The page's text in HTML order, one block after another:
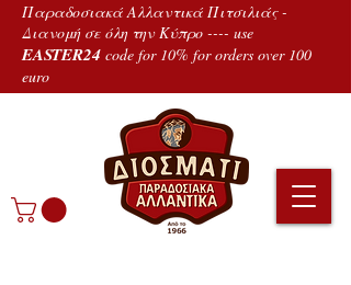
Παραδοσιακά Αλλαντικά Πιτσιλιάς -
Διανομή σε όλη την Κύπρο ---- use
EASTER24 code for 10% for orders over 100
euro